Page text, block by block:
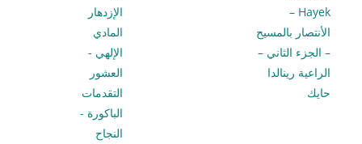
Hayek –
الأنتصار بالمسيح
– الجزء الثاني –
الراعية رينالدا
حايك
الإزدهار
المادي
الإلهي -
العشور
التقدمات
الباكورة -
النجاح